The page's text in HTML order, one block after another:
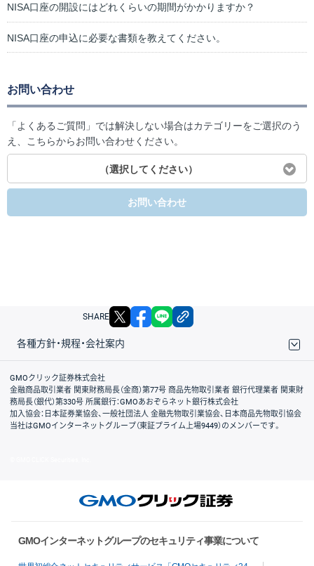
NISA口座の開設にはどれくらいの期間がかかりますか？
NISA口座の申込に必要な書類を教えてください。
お問い合わせ
「よくあるご質問」では解決しない場合はカテゴリーをご選択のう
え、こちらからお問い合わせください。
（選択してください）
お問い合わせ
SHARE X facebook
各種方針・規程・会社案内
取引規程・約款
サイトマップ
その他のご案内
個人情報保護方針
最良執行方針
サイトのご利用について
ディスクレイマー
信託保全
リスク説明
会社案内
GMOクリック証券株式会社
金融商品取引業者 関東財務局長（金商）第77号 商品先物取引業者 銀行代理業者 関東財
務局長（銀代）第330号 所属銀行：GMOあおぞらネット銀行株式会社
加入協会：日本証券業協会、一般社団法人 金融先物取引業協会、日本商品先物取引協会
当社はGMOインターネットグループ（東証プライム上場9449）のメンバーです。
GMOインターネットグループのセキュリティ事業について